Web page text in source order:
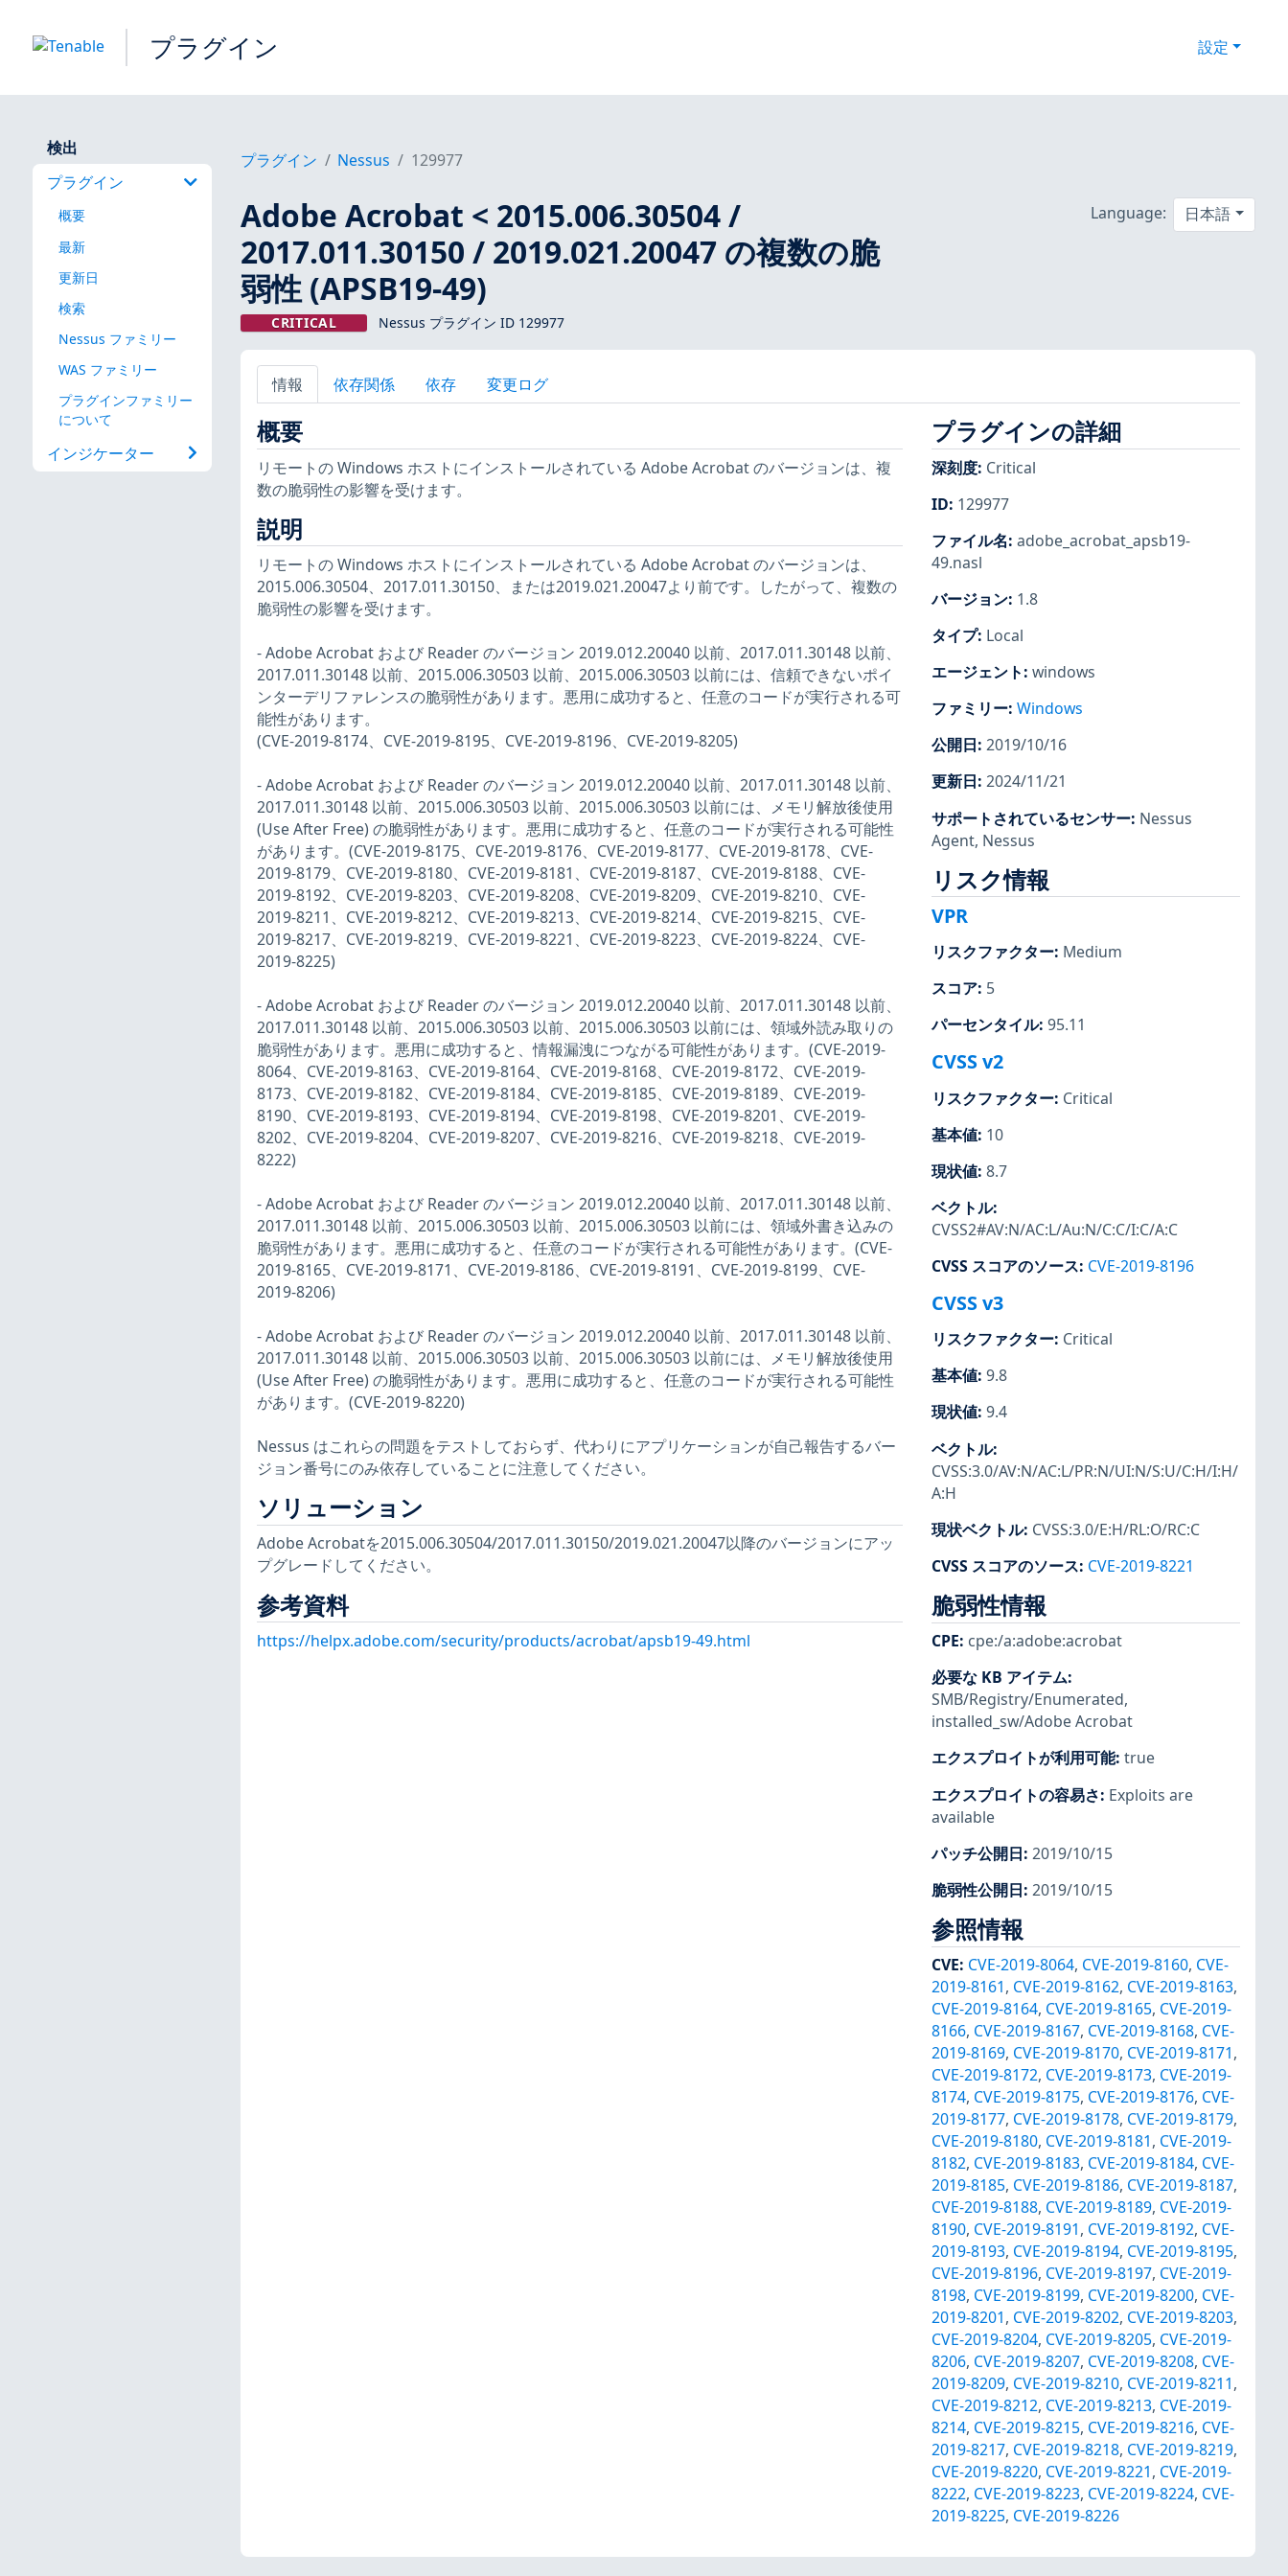
プラグイン 設定
検出
プラグイン
概要
最新
更新日
検索
Nessus ファミリー
WAS ファミリー
プラグインファミリー
について
インジケーター
プラグイン Nessus 129977
Adobe Acrobat < 2015.006.30504 /
2017.011.30150 / 2019.021.20047 の複数の脆
弱性 (APSB19-49)
CRITICAL Nessus プラグイン ID 129977
Language: 日本語
情報 依存関係 依存 変更ログ
概要
リモートの Windows ホストにインストールされている Adobe Acrobat のバージョンは、複
数の脆弱性の影響を受けます。
説明
リモートの Windows ホストにインストールされている Adobe Acrobat のバージョンは、
2015.006.30504、2017.011.30150、または2019.021.20047より前です。したがって、複数の
脆弱性の影響を受けます。
- Adobe Acrobat および Reader のバージョン 2019.012.20040 以前、2017.011.30148 以前、
2017.011.30148 以前、2015.006.30503 以前、2015.006.30503 以前には、信頼できないポイ
ンターデリファレンスの脆弱性があります。悪用に成功すると、任意のコードが実行される可
能性があります。
(CVE-2019-8174、CVE-2019-8195、CVE-2019-8196、CVE-2019-8205)
- Adobe Acrobat および Reader のバージョン 2019.012.20040 以前、2017.011.30148 以前、
2017.011.30148 以前、2015.006.30503 以前、2015.006.30503 以前には、メモリ解放後使用
(Use After Free) の脆弱性があります。悪用に成功すると、任意のコードが実行される可能性
があります。(CVE-2019-8175、CVE-2019-8176、CVE-2019-8177、CVE-2019-8178、CVE-
2019-8179、CVE-2019-8180、CVE-2019-8181、CVE-2019-8187、CVE-2019-8188、CVE-
2019-8192、CVE-2019-8203、CVE-2019-8208、CVE-2019-8209、CVE-2019-8210、CVE-
2019-8211、CVE-2019-8212、CVE-2019-8213、CVE-2019-8214、CVE-2019-8215、CVE-
2019-8217、CVE-2019-8219、CVE-2019-8221、CVE-2019-8223、CVE-2019-8224、CVE-
2019-8225)
- Adobe Acrobat および Reader のバージョン 2019.012.20040 以前、2017.011.30148 以前、
2017.011.30148 以前、2015.006.30503 以前、2015.006.30503 以前には、領域外読み取りの
脆弱性があります。悪用に成功すると、情報漏洩につながる可能性があります。(CVE-2019-
8064、CVE-2019-8163、CVE-2019-8164、CVE-2019-8168、CVE-2019-8172、CVE-2019-
8173、CVE-2019-8182、CVE-2019-8184、CVE-2019-8185、CVE-2019-8189、CVE-2019-
8190、CVE-2019-8193、CVE-2019-8194、CVE-2019-8198、CVE-2019-8201、CVE-2019-
8202、CVE-2019-8204、CVE-2019-8207、CVE-2019-8216、CVE-2019-8218、CVE-2019-
8222)
- Adobe Acrobat および Reader のバージョン 2019.012.20040 以前、2017.011.30148 以前、
2017.011.30148 以前、2015.006.30503 以前、2015.006.30503 以前には、領域外書き込みの
脆弱性があります。悪用に成功すると、任意のコードが実行される可能性があります。(CVE-
2019-8165、CVE-2019-8171、CVE-2019-8186、CVE-2019-8191、CVE-2019-8199、CVE-
2019-8206)
- Adobe Acrobat および Reader のバージョン 2019.012.20040 以前、2017.011.30148 以前、
2017.011.30148 以前、2015.006.30503 以前、2015.006.30503 以前には、メモリ解放後使用
(Use After Free) の脆弱性があります。悪用に成功すると、任意のコードが実行される可能性
があります。(CVE-2019-8220)
Nessus はこれらの問題をテストしておらず、代わりにアプリケーションが自己報告するバー
ジョン番号にのみ依存していることに注意してください。
ソリューション
Adobe Acrobatを2015.006.30504/2017.011.30150/2019.021.20047以降のバージョンにアッ
プグレードしてください。
参考資料
https://helpx.adobe.com/security/products/acrobat/apsb19-49.html
プラグインの詳細
深刻度: Critical
ID: 129977
ファイル名: adobe_acrobat_apsb19-
49.nasl
バージョン: 1.8
タイプ: Local
エージェント: windows
ファミリー: Windows
公開日: 2019/10/16
更新日: 2024/11/21
サポートされているセンサー: Nessus
Agent, Nessus
リスク情報
VPR
リスクファクター: Medium
スコア: 5
パーセンタイル: 95.11
CVSS v2
リスクファクター: Critical
基本値: 10
現状値: 8.7
ベクトル:
CVSS2#AV:N/AC:L/Au:N/C:C/I:C/A:C
CVSS スコアのソース: CVE-2019-8196
CVSS v3
リスクファクター: Critical
基本値: 9.8
現状値: 9.4
ベクトル:
CVSS:3.0/AV:N/AC:L/PR:N/UI:N/S:U/C:H/I:H/
A:H
現状ベクトル: CVSS:3.0/E:H/RL:O/RC:C
CVSS スコアのソース: CVE-2019-8221
脆弱性情報
CPE: cpe:/a:adobe:acrobat
必要な KB アイテム:
SMB/Registry/Enumerated,
installed_sw/Adobe Acrobat
エクスプロイトが利用可能: true
エクスプロイトの容易さ: Exploits are
available
パッチ公開日: 2019/10/15
脆弱性公開日: 2019/10/15
参照情報
CVE: CVE-2019-8064, CVE-2019-8160, CVE-
2019-8161, CVE-2019-8162, CVE-2019-8163,
CVE-2019-8164, CVE-2019-8165, CVE-2019-
8166, CVE-2019-8167, CVE-2019-8168, CVE-
2019-8169, CVE-2019-8170, CVE-2019-8171,
CVE-2019-8172, CVE-2019-8173, CVE-2019-
8174, CVE-2019-8175, CVE-2019-8176, CVE-
2019-8177, CVE-2019-8178, CVE-2019-8179,
CVE-2019-8180, CVE-2019-8181, CVE-2019-
8182, CVE-2019-8183, CVE-2019-8184, CVE-
2019-8185, CVE-2019-8186, CVE-2019-8187,
CVE-2019-8188, CVE-2019-8189, CVE-2019-
8190, CVE-2019-8191, CVE-2019-8192, CVE-
2019-8193, CVE-2019-8194, CVE-2019-8195,
CVE-2019-8196, CVE-2019-8197, CVE-2019-
8198, CVE-2019-8199, CVE-2019-8200, CVE-
2019-8201, CVE-2019-8202, CVE-2019-8203,
CVE-2019-8204, CVE-2019-8205, CVE-2019-
8206, CVE-2019-8207, CVE-2019-8208, CVE-
2019-8209, CVE-2019-8210, CVE-2019-8211,
CVE-2019-8212, CVE-2019-8213, CVE-2019-
8214, CVE-2019-8215, CVE-2019-8216, CVE-
2019-8217, CVE-2019-8218, CVE-2019-8219,
CVE-2019-8220, CVE-2019-8221, CVE-2019-
8222, CVE-2019-8223, CVE-2019-8224, CVE-
2019-8225, CVE-2019-8226